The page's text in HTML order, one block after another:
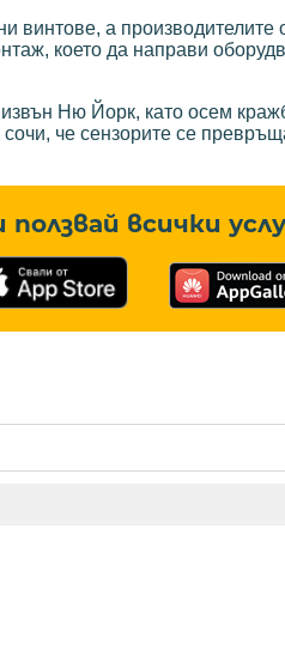
винтове, а
което да направи
Ню Йорк, като осем
че сензорите се
всички